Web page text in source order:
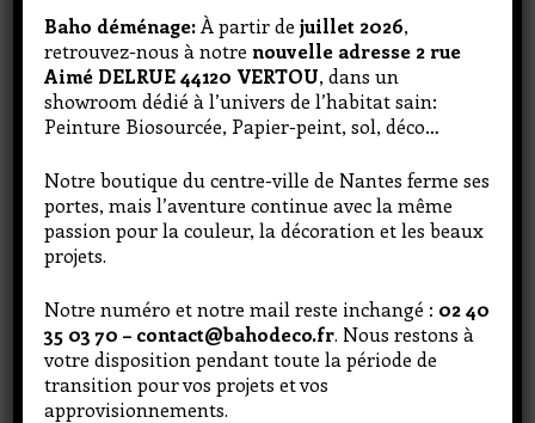
Marron glacé
Baho déménage: À partir dejuillet 2026,
retrouvez-nous à notre nouvelle adresse 2 rue
Aimé DELRUE 44120 VERTOU, dans un
showroom dédié à l’univers de l’habitat sain:
Peinture Biosourcée, Papier-peint, sol, déco…
Notre boutique du centre-ville de Nantes ferme ses
portes, mais l’aventure continue avec la même
passion pour la couleur, la décoration et les beaux
projets.
Notre numéro et notre mail reste inchangé : 02 40
35 03 70 – contact@bahodeco.fr. Nous restons à
votre disposition pendant toute la période de
transition pour vos projets et vos
approvisionnements.